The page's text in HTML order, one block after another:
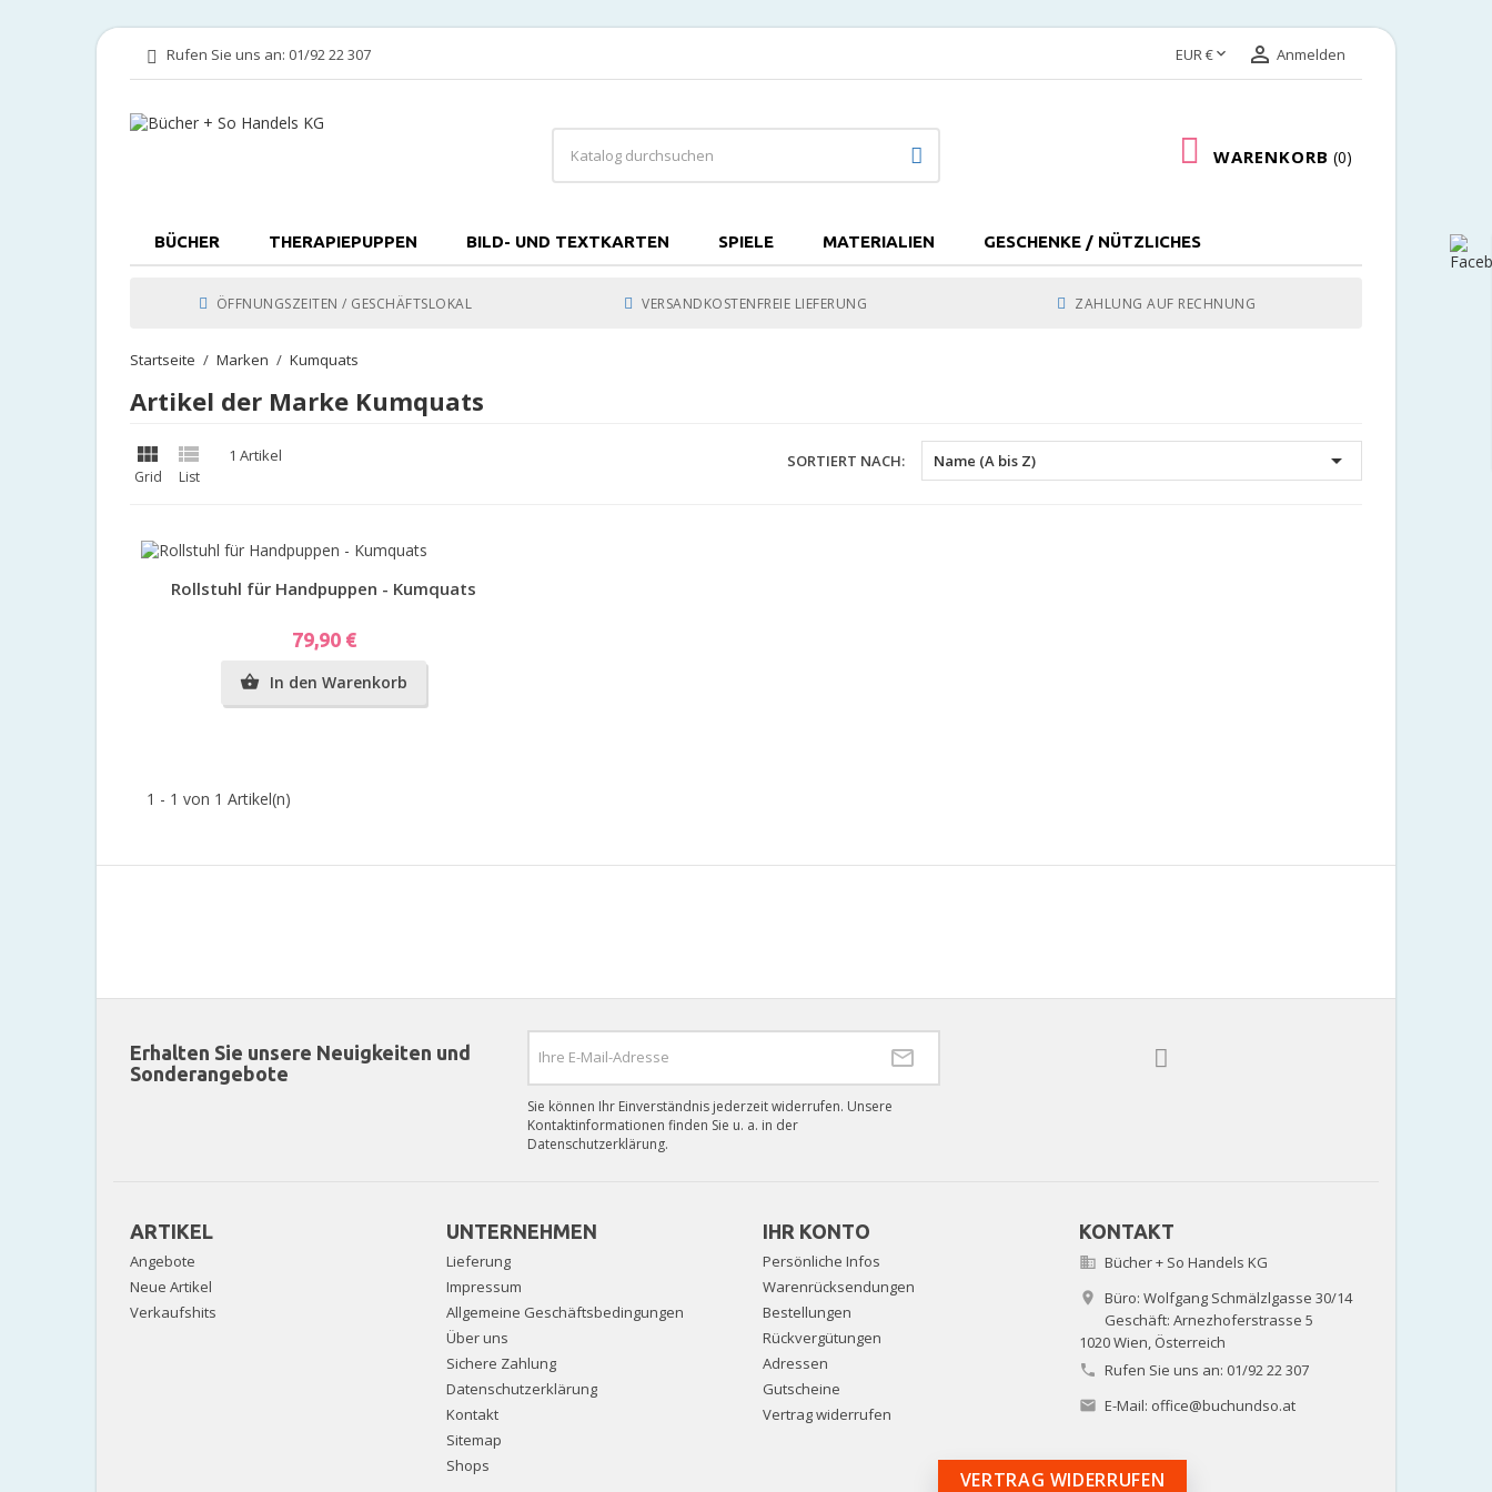
Rufen Sie uns an: 01/92 22 307 EUR €  Anmelden
WARENKORB 0
BÜCHER THERAPIEPUPPEN BILD- UND TEXTKARTEN SPIELE MATERIALIEN GESCHENKE / NÜTZLICHES
ÖFFNUNGSZEITEN / GESCHÄFTSLOKAL VERSANDKOSTENFREIE LIEFERUNG ZAHLUNG AUF RECHNUNG
Startseite Marken Kumquats
Artikel der Marke Kumquats

Grid

List
1 Artikel SORTIERT NACH: Name (A bis Z) 
Vorschau
Rollstuhl für Handpuppen - Kumquats
Preis
79,90 €
 In den Warenkorb
1 - 1 von 1 Artikel(n)
Erhalten Sie unsere Neuigkeiten und
Sonderangebote
Sie können Ihr Einverständnis jederzeit widerrufen. Unsere
Kontaktinformationen finden Sie u. a. in der
Datenschutzerklärung.
ARTIKEL
Angebote
Neue Artikel
Verkaufshits
UNTERNEHMEN
Lieferung
Impressum
Allgemeine Geschäftsbedingungen
Über uns
Sichere Zahlung
Datenschutzerklärung
Kontakt
Sitemap
Shops
IHR KONTO
Persönliche Infos
Warenrücksendungen
Bestellungen
Rückvergütungen
Adressen
Gutscheine
Vertrag widerrufen
KONTAKT
 Bücher + So Handels KG

Büro: Wolfgang Schmälzlgasse 30/14
Geschäft: Arnezhoferstrasse 5
1020 Wien, Österreich
 Rufen Sie uns an: 01/92 22 307
 E-Mail: office@buchundso.at
VERTRAG WIDERRUFEN